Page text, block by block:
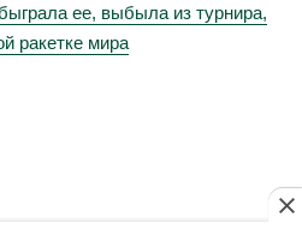
ее, выбыла из турнира,
ракетке мира